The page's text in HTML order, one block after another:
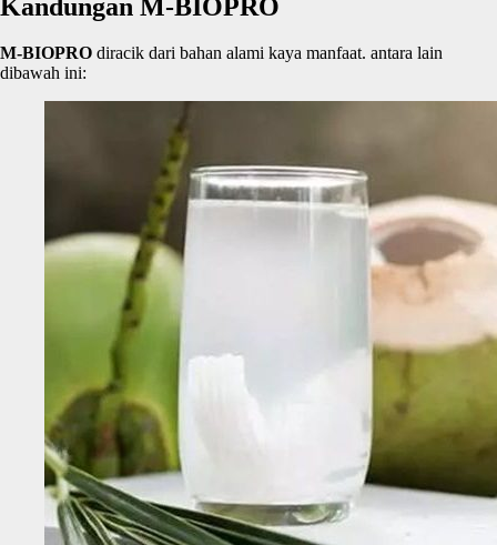
Kandungan M-BIOPRO
M-BIOPRO diracik dari bahan alami kaya manfaat. antara lain
dibawah ini: